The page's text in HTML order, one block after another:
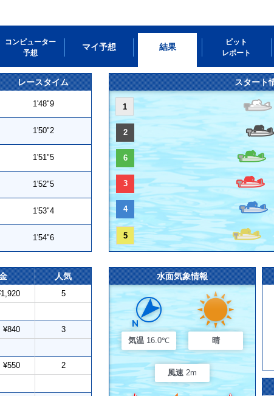
コンピューター
予想
マイ予想 結果
ピット
レポート
レースタイム
1'48"9
1'50"2
1'51"5
1'52"5
1'53"4
1'54"6
スタート
1
2
6
3
4
5
人気
5
¥840 3
¥550 2
水面気象情報
気温 16.0℃ 晴
風速 2m